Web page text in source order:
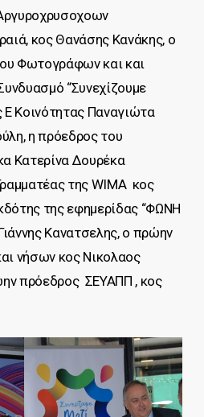
κος Θανάσης Κανάκης, ο
Φωτογράφων και και
“Συνεχίζουμε
Ε Κοινότητας Παναγιώτα
η πρόεδρος του
Κατερίνα Δουρέκα
της WIMA κος
της εφημερίδας “ΦΩΝΗ
Κανατσελης, ο πρώην
νήσων κος Νικολαος
πρόεδρος ΣΕΥΑΠΠ , κος